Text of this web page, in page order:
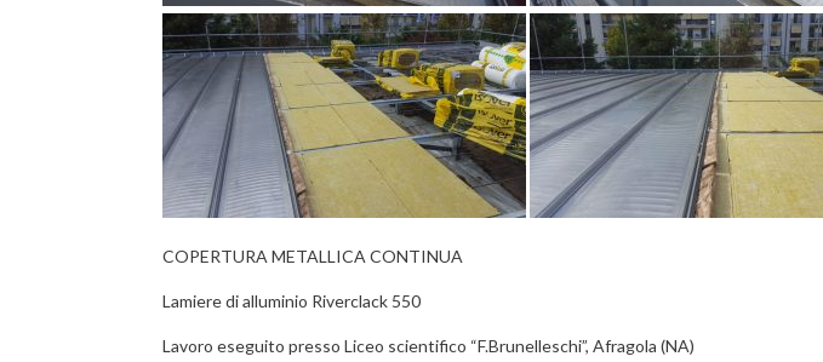
COPERTURA METALLICA CONTINUA
Lamiere di alluminio Riverclack 550
Lavoro eseguito presso Liceo scientifico “F.Brunelleschi”, Afragola (NA)